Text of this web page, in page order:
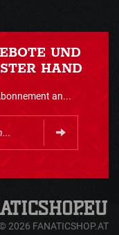
UND
HAND
an...
2026 FANATICSHOP.AT